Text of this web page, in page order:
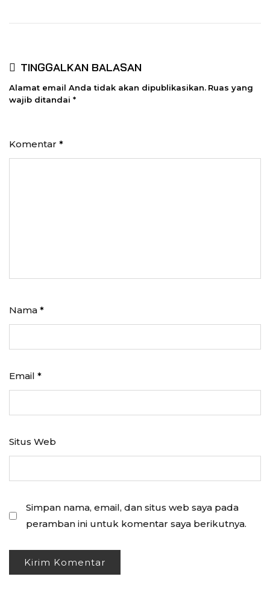
TINGGALKAN BALASAN
Alamat email Anda tidak akan dipublikasikan. Ruas yang
wajib ditandai *
Komentar *
Nama *
Email *
Situs Web
Simpan nama, email, dan situs web saya pada
peramban ini untuk komentar saya berikutnya.